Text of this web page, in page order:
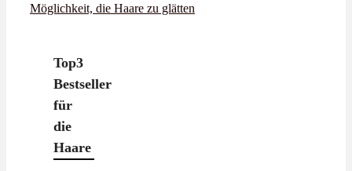
Möglichkeit, die Haare zu glätten
Top3
Bestseller
für
die
Haare